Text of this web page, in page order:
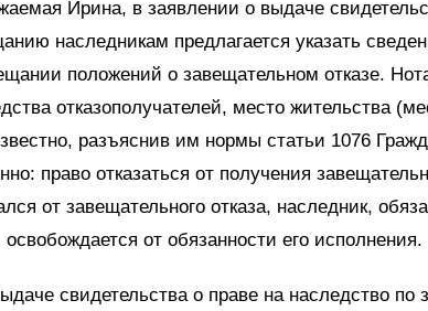
Ирина, в заявлении о выдаче
наследникам предлагается указать
положений о завещательном отказе.
отказополучателей, место жительства
разъяснив им нормы статьи 1076
право отказаться от получения
от завещательного отказа, наследник,
освобождается от обязанности его исполнения.
свидетельства о праве на наследство